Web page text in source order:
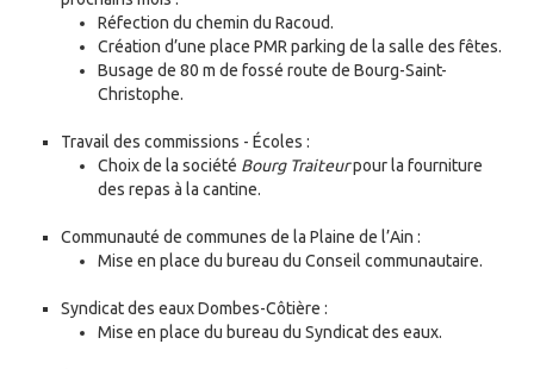
Réfection du chemin du Racoud.
Création d’une place PMR parking de la salle des fêtes.
Busage de 80 m de fossé route de Bourg-Saint-
Christophe.
Travail des commissions - Écoles :
Choix de la société Bourg Traiteurpour la fourniture
des repas à la cantine.
Communauté de communes de la Plaine de l’Ain :
Mise en place du bureau du Conseil communautaire.
Syndicat des eaux Dombes-Côtière :
Mise en place du bureau du Syndicat des eaux.